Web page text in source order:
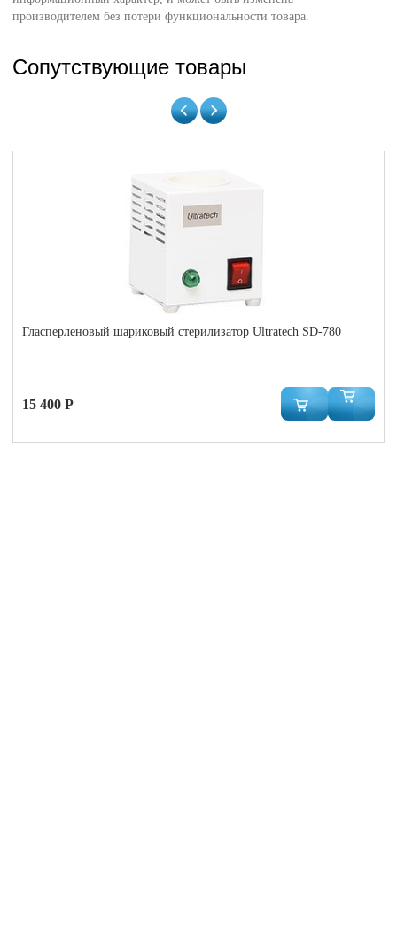
производителем без потери функциональности товара.
Сопутствующие товары
Гласперленовый шариковый стерилизатор Ultratech SD-780
15 400 Р